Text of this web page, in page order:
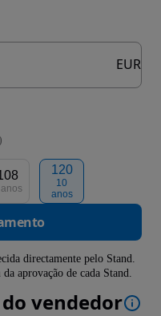
EUR
120
10
anos
directamente pelo Stand.
aprovação de cada Stand.
vendedor